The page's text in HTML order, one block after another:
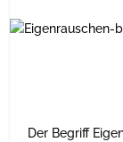
Der Begriff